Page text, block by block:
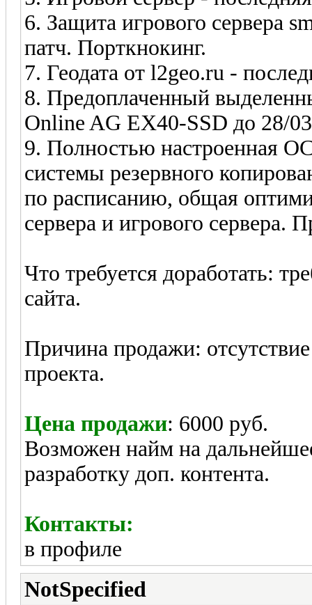
6. Защита игрового сервера
патч. Порткнокинг.
7. Геодата от l2geo.ru -
8. Предоплаченный
Online AG EX40-SSD до 28/
9. Полностью настроенная
системы резервного
по расписанию, общая
сервера и игрового сервера.
Что требуется доработать:
сайта.
Причина продажи:
проекта.
Цена продажи: 6000 руб.
Возможен найм на
разработку доп. контента.
Контакты:
в профиле
NotSpecified